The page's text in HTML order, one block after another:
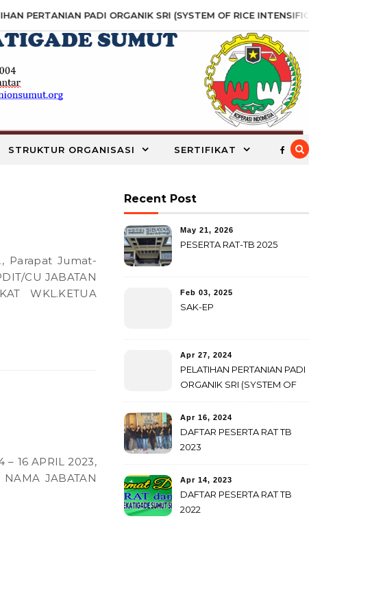
PERTANIAN PADI ORGANIK SRI (SYSTEM OF RICE INTENSIFICATION)
STRUKTUR ORGANISASI SERTIFIKAT
CU JABATAN
WKL.KETUA
JABATAN
Recent Post
May 21, 2026
PESERTA RAT-TB 2025
Feb 03, 2025
SAK-EP
Apr 27, 2024
PELATIHAN PERTANIAN PADI
ORGANIK SRI (SYSTEM OF
SEBAGAI UPAYA STRATEGIS
KEMANDIRIAN PETANI.
Apr 16, 2024
DAFTAR PESERTA RAT TB
2023
Apr 14, 2023
DAFTAR PESERTA RAT TB
2022